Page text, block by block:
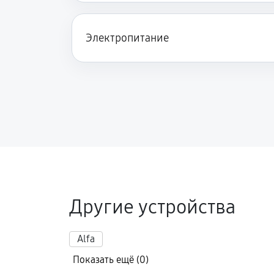
Видна только половина
Электропитание
Другие устройства
Alfa
Показать ещё (0)